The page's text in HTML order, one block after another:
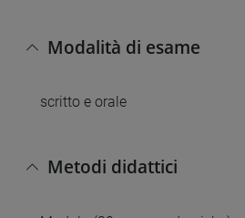
Modalità di esame
scritto e orale
Metodi didattici